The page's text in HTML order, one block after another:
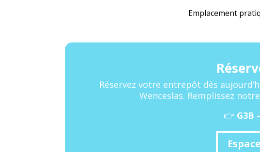
Emplacement
Réservez votre entrepôt dès
Wenceslas. Remplissez
👉 G3B